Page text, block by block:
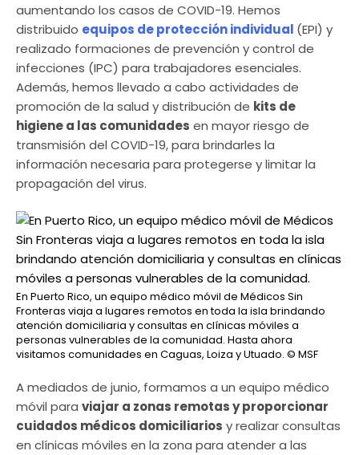
aumentando los casos de COVID-19. Hemos
distribuido equipos de protección individual (EPI) y
realizado formaciones de prevención y control de
infecciones (IPC) para trabajadores esenciales.
Además, hemos llevado a cabo actividades de
promoción de la salud y distribución de kits de
higiene a las comunidades en mayor riesgo de
transmisión del COVID-19, para brindarles la
información necesaria para protegerse y limitar la
propagación del virus.
En Puerto Rico, un equipo médico móvil de Médicos Sin
Fronteras viaja a lugares remotos en toda la isla brindando
atención domiciliaria y consultas en clínicas móviles a
personas vulnerables de la comunidad. Hasta ahora
visitamos comunidades en Caguas, Loiza y Utuado. © MSF
A mediados de junio, formamos a un equipo médico
móvil para viajar a zonas remotas y proporcionar
cuidados médicos domiciliarios y realizar consultas
en clínicas móviles en la zona para atender a las